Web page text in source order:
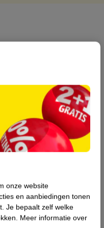
onze website
en aanbiedingen tonen
Je bepaalt zelf welke
Meer informatie over